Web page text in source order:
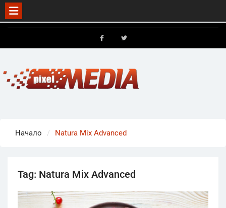
Skip
Начало Natura Mix Advanced
Tag: Natura Mix Advanced